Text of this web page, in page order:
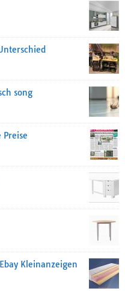
song
Preise
Kleinanzeigen